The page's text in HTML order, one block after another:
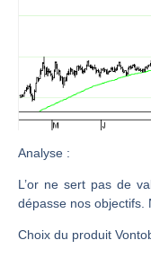
Analyse :
L’or ne sert pas de
dépasse nos objectifs.
Choix du produit